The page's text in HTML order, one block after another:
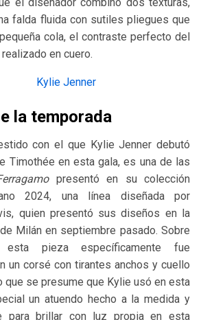
falda fluida con sutiles pliegues que
cola, el contraste perfecto del
en cuero.
la temporada
con el que Kylie Jenner debutó
Timothée en esta gala, es una de las
presentó en su colección
2024, una línea diseñada por
quien presentó sus diseños en la
Milán en septiembre pasado. Sobre
esta pieza específicamente fue
un corsé con tirantes anchos y cuello
que se presume que Kylie usó en esta
un atuendo hecho a la medida y
para brillar con luz propia en esta